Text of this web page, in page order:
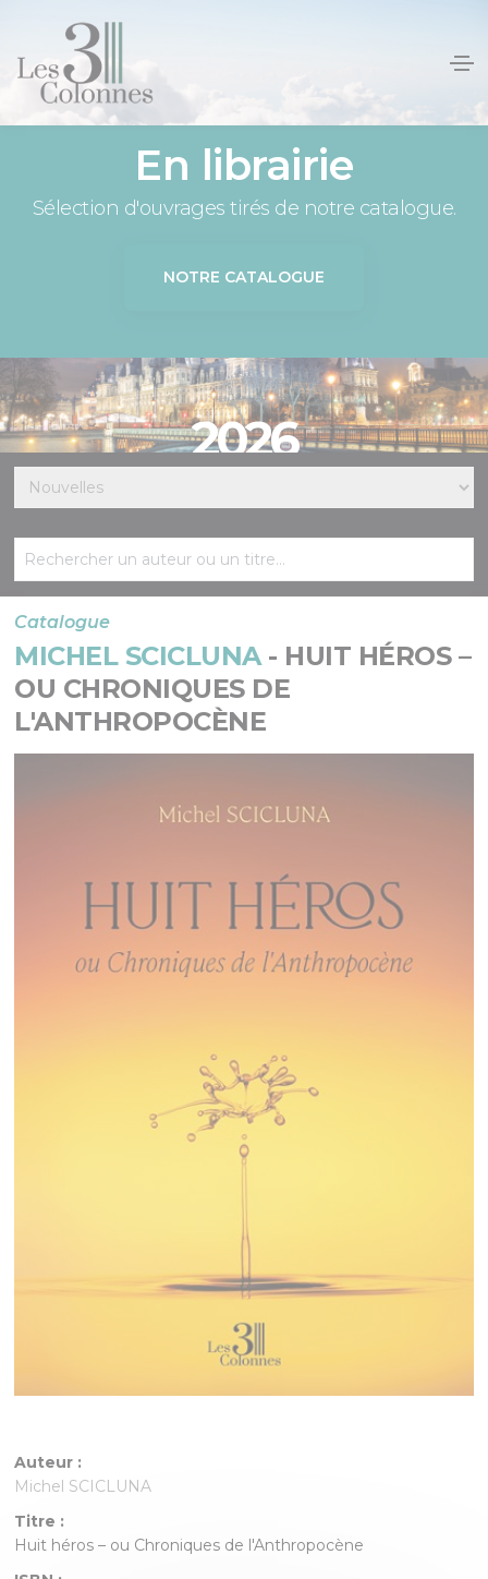
En librairie
Sélection d'ouvrages tirés de notre catalogue.
NOTRE CATALOGUE
2026
Catalogue
MICHEL SCICLUNA- HUIT HÉROS –
OU CHRONIQUES DE
L'ANTHROPOCÈNE
Auteur :
Michel SCICLUNA
Titre :
Huit héros – ou Chroniques de l'Anthropocène